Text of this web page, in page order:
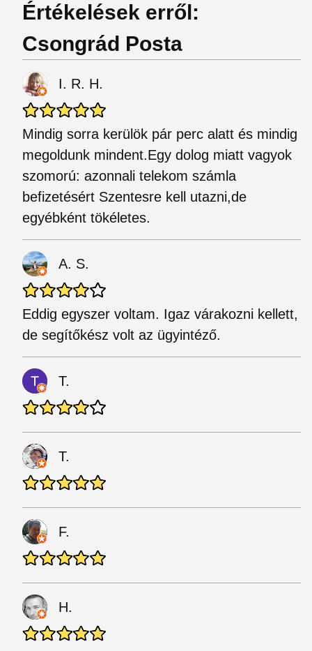
Értékelések erről:
Csongrád Posta
I. R. H.
Mindig sorra kerülök pár perc alatt és mindig
megoldunk mindent.Egy dolog miatt vagyok
szomorú: azonnali telekom számla
befizetésért Szentesre kell utazni,de
egyébként tökéletes.
A. S.
Eddig egyszer voltam. Igaz várakozni kellett,
de segítőkész volt az ügyintéző.
T.
T.
F.
H.